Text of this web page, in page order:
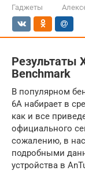
Гаджеты
Результаты
Benchmark
В популярном
6A набирает в
как и все
официального
сожалению, в
подробными
устройства в